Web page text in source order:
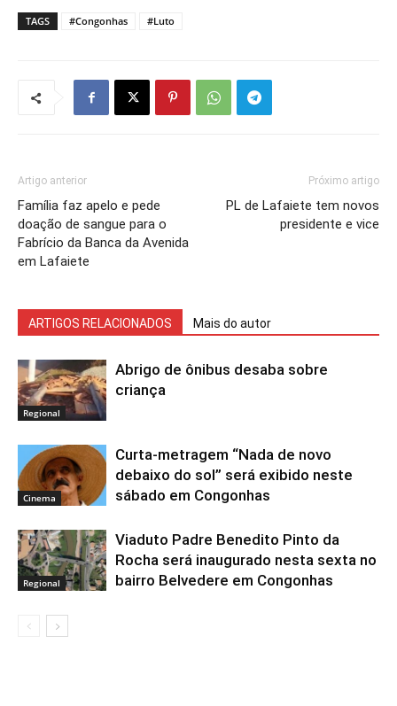
TAGS #Congonhas #Luto
Artigo anterior
Família faz apelo e pede
doação de sangue para o
Fabrício da Banca da Avenida
em Lafaiete
Próximo artigo
PL de Lafaiete tem novos
presidente e vice
ARTIGOS RELACIONADOS Mais do autor
Regional
Abrigo de ônibus desaba sobre
criança
Cinema
Curta-metragem “Nada de novo
debaixo do sol” será exibido neste
sábado em Congonhas
Regional
Viaduto Padre Benedito Pinto da
Rocha será inaugurado nesta sexta no
bairro Belvedere em Congonhas